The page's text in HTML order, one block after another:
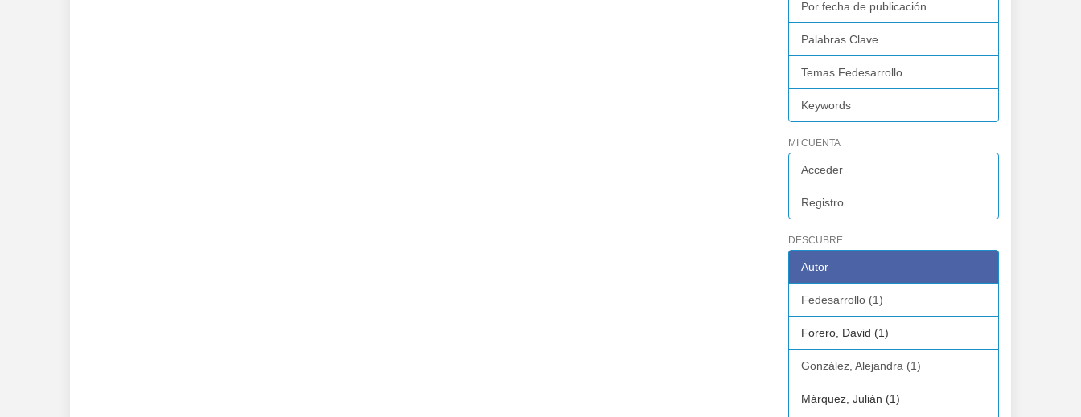
Por fecha de publicación
Palabras Clave
Temas Fedesarrollo
Keywords
MI CUENTA
Acceder
Registro
DESCUBRE
Autor
Fedesarrollo (1)
Forero, David (1)
González, Alejandra (1)
Márquez, Julián (1)